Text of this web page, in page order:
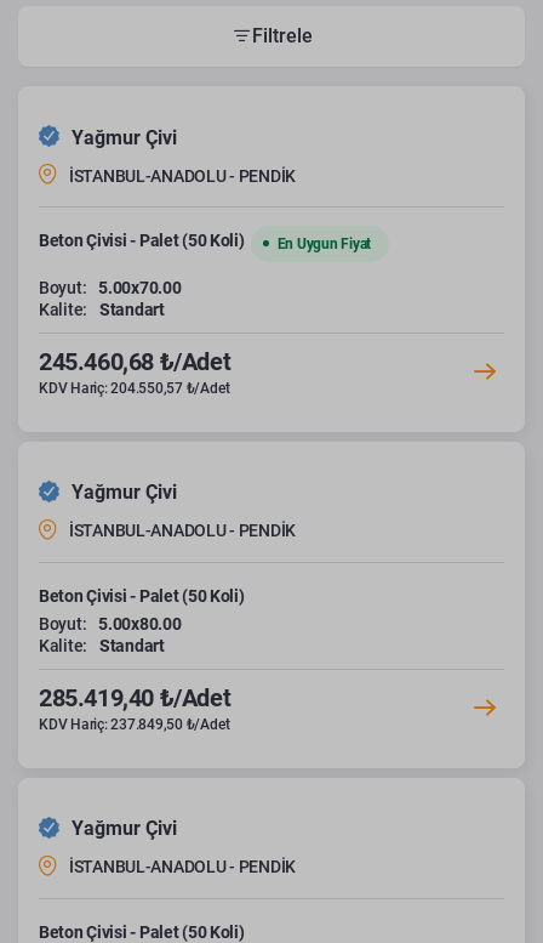
Filtrele
Yağmur Çivi
İSTANBUL-ANADOLU - PENDİK
Beton Çivisi - Palet (50 Koli) En Uygun Fiyat
Boyut:
5.00x70.00
Kalite:
Standart
245.460,68 ₺/Adet
KDV Hariç: 204.550,57 ₺/Adet
Yağmur Çivi
İSTANBUL-ANADOLU - PENDİK
Beton Çivisi - Palet (50 Koli)
Boyut:
5.00x80.00
Kalite:
Standart
285.419,40 ₺/Adet
KDV Hariç: 237.849,50 ₺/Adet
Yağmur Çivi
İSTANBUL-ANADOLU - PENDİK
Beton Çivisi - Palet (50 Koli)